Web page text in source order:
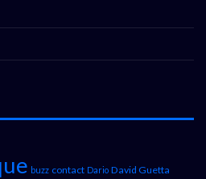
buzz contact Dario David Guetta